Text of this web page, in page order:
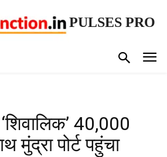
PULSES PRO
40,000
पोर्ट पहुंचा